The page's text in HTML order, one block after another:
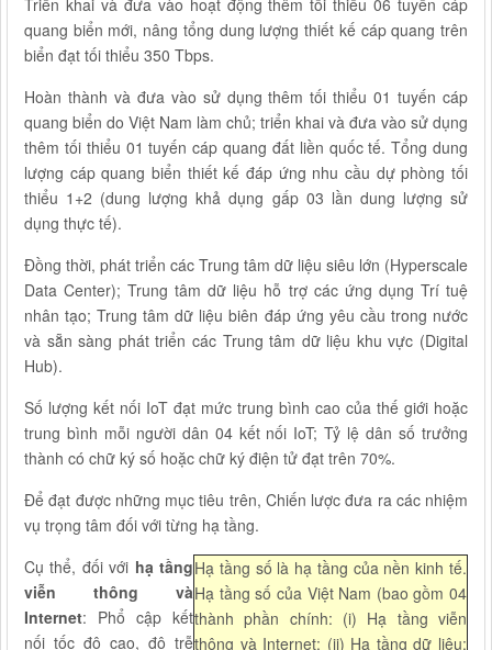
Triển khai và đưa vào hoạt động thêm tối thiểu 06 tuyến cáp
quang biển mới, nâng tổng dung lượng thiết kế cáp quang trên
biển đạt tối thiểu 350 Tbps.
Hoàn thành và đưa vào sử dụng thêm tối thiểu 01 tuyến cáp
quang biển do Việt Nam làm chủ; triển khai và đưa vào sử dụng
thêm tối thiểu 01 tuyến cáp quang đất liền quốc tế. Tổng dung
lượng cáp quang biển thiết kế đáp ứng nhu cầu dự phòng tối
thiểu 1+2 (dung lượng khả dụng gấp 03 lần dung lượng sử
dụng thực tế).
Đồng thời, phát triển các Trung tâm dữ liệu siêu lớn (Hyperscale
Data Center); Trung tâm dữ liệu hỗ trợ các ứng dụng Trí tuệ
nhân tạo; Trung tâm dữ liệu biên đáp ứng yêu cầu trong nước
và sẵn sàng phát triển các Trung tâm dữ liệu khu vực (Digital
Hub).
Số lượng kết nối IoT đạt mức trung bình cao của thế giới hoặc
trung bình mỗi người dân 04 kết nối IoT; Tỷ lệ dân số trưởng
thành có chữ ký số hoặc chữ ký điện tử đạt trên 70%.
Để đạt được những mục tiêu trên, Chiến lược đưa ra các nhiệm
vụ trọng tâm đối với từng hạ tầng.
Hạ tầng số là hạ tầng của nền kinh tế.
Hạ tầng số của Việt Nam (bao gồm 04
thành phần chính: (i) Hạ tầng viễn
thông và Internet; (ii) Hạ tầng dữ liệu;
Cụ thể, đối với hạ tầng
viễn thông và
Internet: Phổ cập kết
nối tốc độ cao, độ trễ